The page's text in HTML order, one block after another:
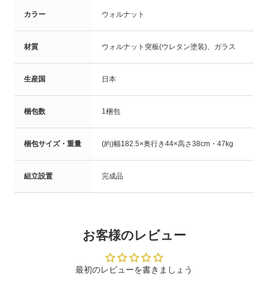
カラー ウォルナット
材質 ウォルナット突板(ウレタン塗装)、ガラス
生産国 日本
梱包数 1梱包
梱包サイズ・重量 (約)幅182.5×奥行き44×高さ38cm・47kg
組立設置 完成品
お客様のレビュー
最初のレビューを書きましょう